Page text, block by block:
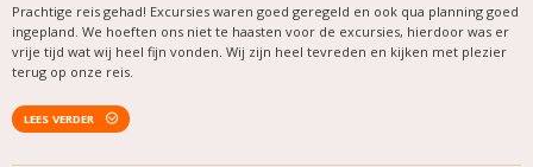
Prachtige reis gehad! Excursies waren goed geregeld en ook qua planning goed
ingepland. We hoeften ons niet te haasten voor de excursies, hierdoor was er
vrije tijd wat wij heel fijn vonden. Wij zijn heel tevreden en kijken met plezier
terug op onze reis.
LEES VERDER